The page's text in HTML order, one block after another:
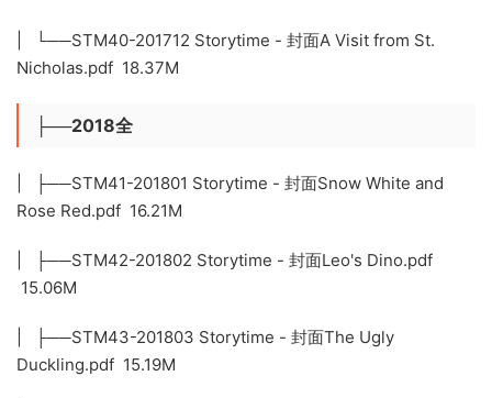
| └──STM40-201712 Storytime - 封面A Visit from St.
Nicholas.pdf 18.37M
├──2018全
| ├──STM41-201801 Storytime - 封面Snow White and
Rose Red.pdf 16.21M
| ├──STM42-201802 Storytime - 封面Leo's Dino.pdf
15.06M
| ├──STM43-201803 Storytime - 封面The Ugly
Duckling.pdf 15.19M